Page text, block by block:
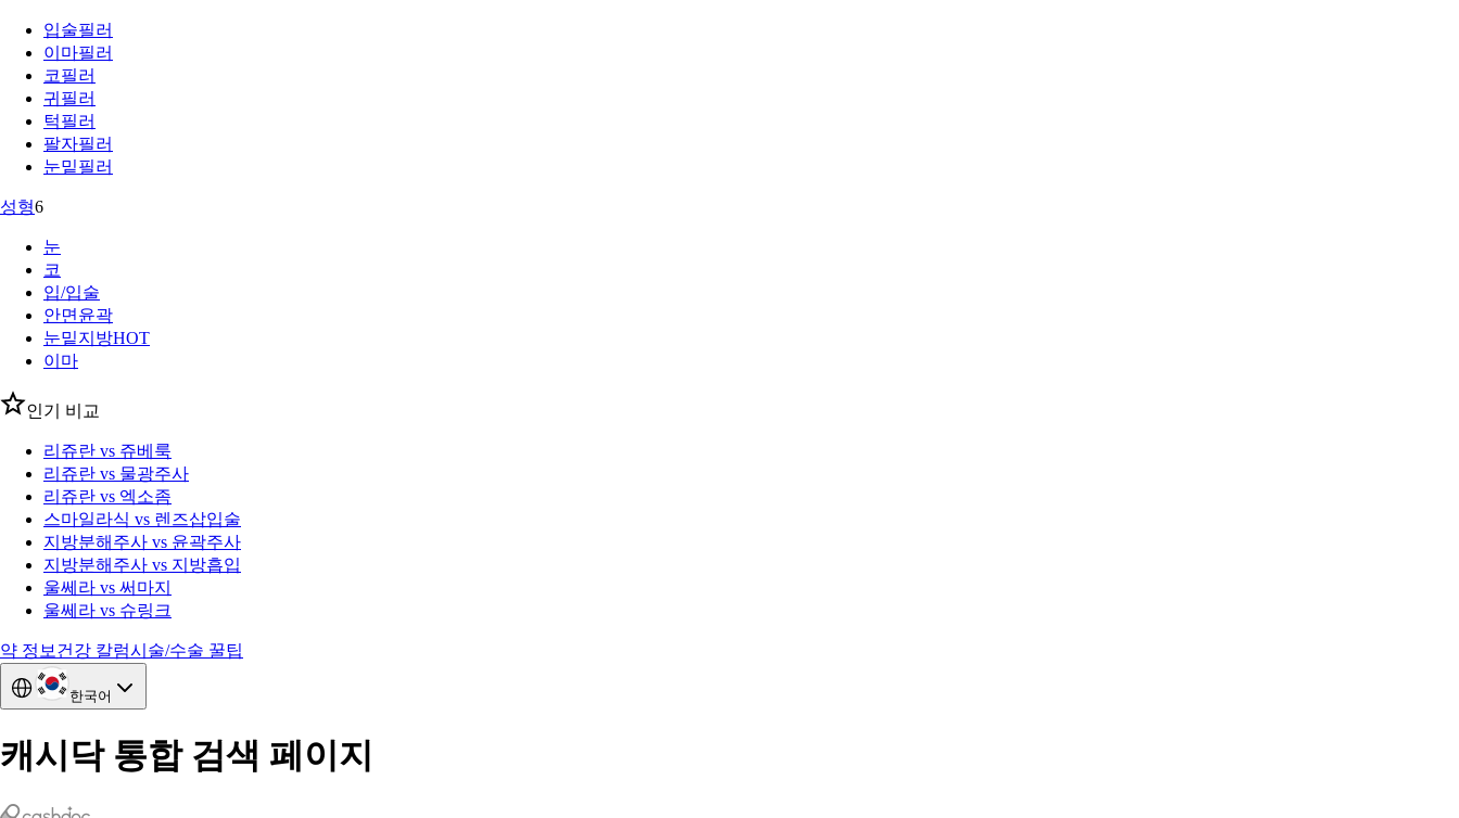
입술필러
이마필러
코필러
귀필러
턱필러
팔자필러
눈밑필러
성형6
눈
코
입/입술
안면윤곽
눈밑지방HOT
이마
인기 비교
리쥬란 vs 쥬베룩
리쥬란 vs 물광주사
리쥬란 vs 엑소좀
스마일라식 vs 렌즈삽입술
지방분해주사 vs 윤곽주사
지방분해주사 vs 지방흡입
울쎄라 vs 써마지
울쎄라 vs 슈링크
약 정보 건강 칼럼시술/수술 꿀팁
한국어
캐시닥 통합 검색 페이지